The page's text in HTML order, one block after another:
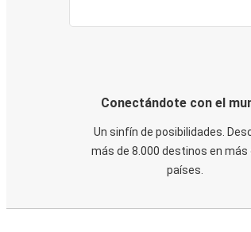
Conectándote con el
Un sinfín de posibilidades.
más de 8.000 destinos en más
países.